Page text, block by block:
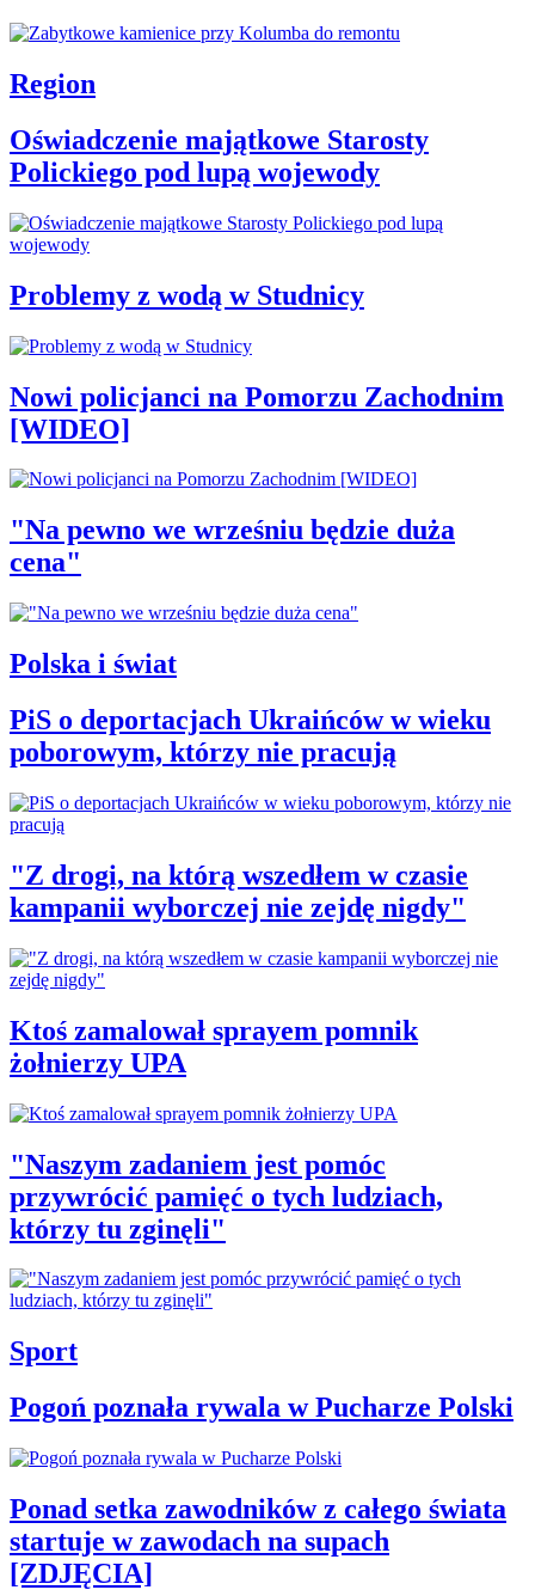
Region
Oświadczenie majątkowe Starosty
Polickiego pod lupą wojewody
Problemy z wodą w Studnicy
Nowi policjanci na Pomorzu Zachodnim
[WIDEO]
"Na pewno we wrześniu będzie duża
cena"
Polska i świat
PiS o deportacjach Ukraińców w wieku
poborowym, którzy nie pracują
"Z drogi, na którą wszedłem w czasie
kampanii wyborczej nie zejdę nigdy"
Ktoś zamalował sprayem pomnik
żołnierzy UPA
"Naszym zadaniem jest pomóc
przywrócić pamięć o tych ludziach,
którzy tu zginęli"
Sport
Pogoń poznała rywala w Pucharze Polski
Ponad setka zawodników z całego świata
startuje w zawodach na supach
[ZDJĘCIA]